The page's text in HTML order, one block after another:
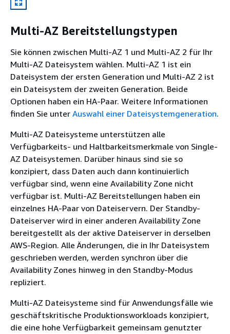
Multi-AZ Bereitstellungstypen
Sie können zwischen Multi-AZ 1 und Multi-AZ 2 für Ihr
Multi-AZ Dateisystem wählen. Multi-AZ 1 ist ein
Dateisystem der ersten Generation und Multi-AZ 2 ist
ein Dateisystem der zweiten Generation. Beide
Optionen haben ein HA-Paar. Weitere Informationen
finden Sie unter Auswahl einer Dateisystemgeneration.
Multi-AZ Dateisysteme unterstützen alle
Verfügbarkeits- und Haltbarkeitsmerkmale von Single-
AZ Dateisystemen. Darüber hinaus sind sie so
konzipiert, dass Daten auch dann kontinuierlich
verfügbar sind, wenn eine Availability Zone nicht
verfügbar ist. Multi-AZ Bereitstellungen haben ein
einzelnes HA-Paar von Dateiservern. Der Standby-
Dateiserver wird in einer anderen Availability Zone
bereitgestellt als der aktive Dateiserver in derselben
AWS-Region. Alle Änderungen, die in Ihr Dateisystem
geschrieben werden, werden synchron über die
Availability Zones hinweg in den Standby-Modus
repliziert.
Multi-AZ Dateisysteme sind für Anwendungsfälle wie
geschäftskritische Produktionsworkloads konzipiert,
die eine hohe Verfügbarkeit gemeinsam genutzter